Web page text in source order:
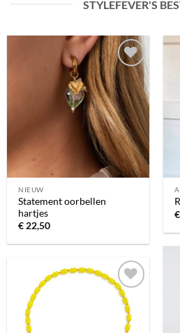
STYLEFEVER'S
Toevoegen
aan
verlanglijst
NIEUW
Statement oorbellen
hartjes
€ 22,50
€
Toevoegen
aan
verlanglijst